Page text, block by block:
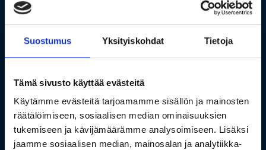
Suostumus Yksityiskohdat Tietoja
Tämä sivusto käyttää evästeitä
Käytämme evästeitä tarjoamamme sisällön ja mainosten
räätälöimiseen, sosiaalisen median ominaisuuksien
tukemiseen ja kävijämäärämme analysoimiseen. Lisäksi
jaamme sosiaalisen median, mainosalan ja analytiikka-